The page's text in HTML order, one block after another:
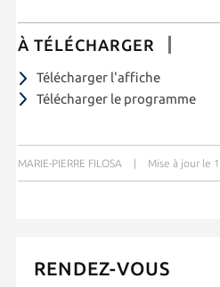
À TÉLÉCHARGER
Télécharger l'affiche
Télécharger le programme
MARIE-PIERRE FILOSA Mise à jour le
RENDEZ-VOUS